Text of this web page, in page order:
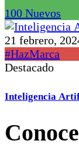
100 Nuevos
21 febrero,
#HazMarca
Destacado
Inteligencia